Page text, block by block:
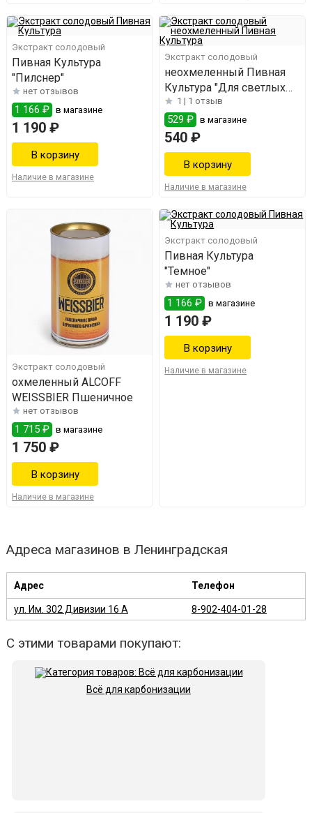
Экстракт солодовый
Пивная Культура
"Пилснер"
нет отзывов
1 166 ₽ в магазине
1 190 ₽
Наличие в магазине
Экстракт солодовый
неохмеленный Пивная
Культура "Для светлых
сортов"
1 | 1 отзыв
529 ₽ в магазине
540 ₽
Наличие в магазине
Экстракт солодовый
охмеленный ALCOFF
WEISSBIER Пшеничное
нет отзывов
1 715 ₽ в магазине
1 750 ₽
Наличие в магазине
Экстракт солодовый
Пивная Культура
"Темное"
нет отзывов
1 166 ₽ в магазине
1 190 ₽
Наличие в магазине
Адреса магазинов в Ленинградская
Адрес Телефон
ул. Им. 302 Дивизии 16 А 8-902-404-01-28
С этими товарами покупают:
Всё для карбонизации